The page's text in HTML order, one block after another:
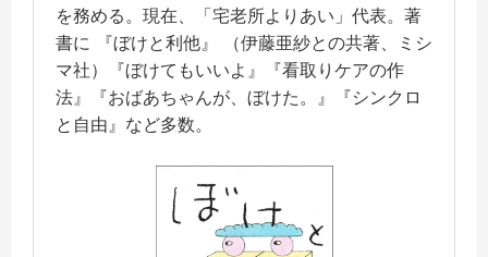
を務める。現在、「宅老所よりあい」代表。著
書に
『ぼけと利他』 （伊藤亜紗との共著、ミシ
マ社）『ぼけてもいいよ』『看取りケアの作
法』『おばあちゃんが、ぼけた。』『シンクロ
と自由』など多数。